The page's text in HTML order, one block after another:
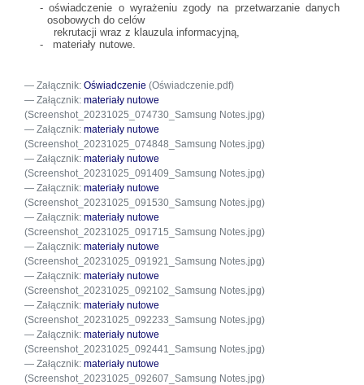
- oświadczenie o wyrażeniu zgody na przetwarzanie danych
osobowych do celów
rekrutacji wraz z klauzula informacyjną,
- materiały nutowe.
Załącznik: Oświadczenie (Oświadczenie.pdf)
Załącznik: materiały nutowe
(Screenshot_20231025_074730_Samsung Notes.jpg)
Załącznik: materiały nutowe
(Screenshot_20231025_074848_Samsung Notes.jpg)
Załącznik: materiały nutowe
(Screenshot_20231025_091409_Samsung Notes.jpg)
Załącznik: materiały nutowe
(Screenshot_20231025_091530_Samsung Notes.jpg)
Załącznik: materiały nutowe
(Screenshot_20231025_091715_Samsung Notes.jpg)
Załącznik: materiały nutowe
(Screenshot_20231025_091921_Samsung Notes.jpg)
Załącznik: materiały nutowe
(Screenshot_20231025_092102_Samsung Notes.jpg)
Załącznik: materiały nutowe
(Screenshot_20231025_092233_Samsung Notes.jpg)
Załącznik: materiały nutowe
(Screenshot_20231025_092441_Samsung Notes.jpg)
Załącznik: materiały nutowe
(Screenshot_20231025_092607_Samsung Notes.jpg)